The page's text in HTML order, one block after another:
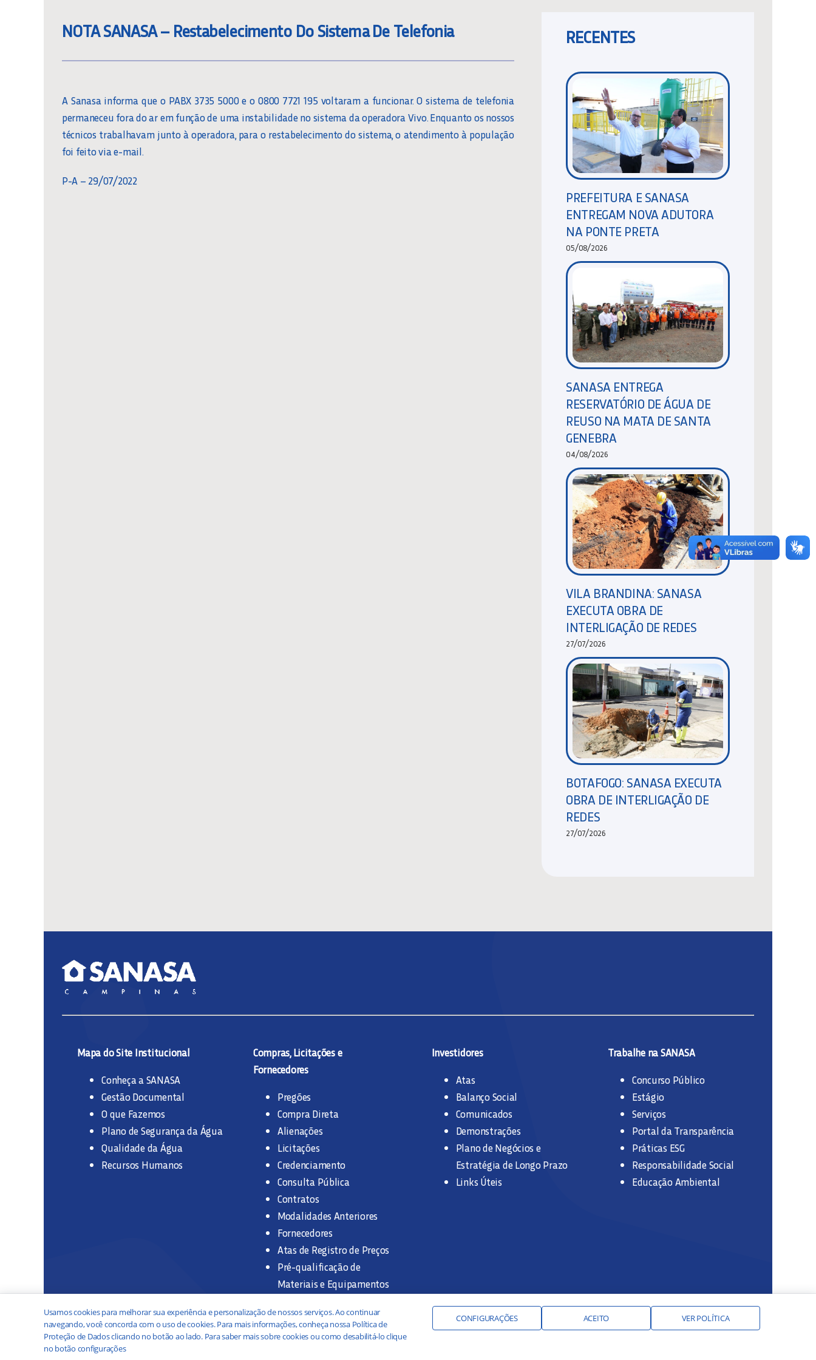
NOTA SANASA – Restabelecimento Do Sistema De Telefonia
A Sanasa informa que o PABX 3735 5000 e o 0800 7721 195 voltaram a funcionar. O sistema de telefonia
permaneceu fora do ar em função de uma instabilidade no sistema da operadora Vivo. Enquanto os nossos
técnicos trabalhavam junto à operadora, para o restabelecimento do sistema, o atendimento à população
foi feito via e-mail.
P-A – 29/07/2022
RECENTES
PREFEITURA E SANASA
ENTREGAM NOVA ADUTORA
NA PONTE PRETA
05/08/2026
SANASA ENTREGA
RESERVATÓRIO DE ÁGUA DE
REUSO NA MATA DE SANTA
GENEBRA
04/08/2026
VILA BRANDINA: SANASA
EXECUTA OBRA DE
INTERLIGAÇÃO DE REDES
27/07/2026
BOTAFOGO: SANASA EXECUTA
OBRA DE INTERLIGAÇÃO DE
REDES
27/07/2026
Mapa do Site Institucional
Conheça a SANASA
Gestão Documental
O que Fazemos
Plano de Segurança da Água
Qualidade da Água
Recursos Humanos
Compras, Licitações e
Fornecedores
Pregões
Compra Direta
Alienações
Licitações
Credenciamento
Consulta Pública
Contratos
Modalidades Anteriores
Fornecedores
Atas de Registro de Preços
Pré-qualificação de
Materiais e Equipamentos
Documentação Interna
Investidores
Atas
Balanço Social
Comunicados
Demonstrações
Plano de Negócios e
Estratégia de Longo Prazo
Links Úteis
Trabalhe na SANASA
Concurso Público
Estágio
Serviços
Portal da Transparência
Práticas ESG
Responsabilidade Social
Educação Ambiental
Usamos cookies para melhorar sua experiência e personalização de nossos serviços. Ao continuar
navegando, você concorda com o uso de cookies. Para mais informações, conheça nossa Política de
Proteção de Dados clicando no botão ao lado. Para saber mais sobre cookies ou como desabilitá-lo clique
no botão configurações
CONFIGURAÇÕES ACEITO VER POLÍTICA